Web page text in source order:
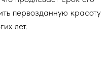
первозданную красоту
лет.